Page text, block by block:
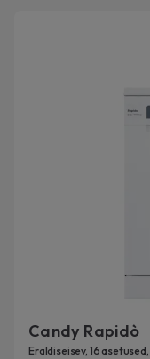
Candy Rapidò
Eraldiseisev, 16